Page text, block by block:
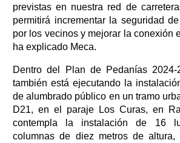
previstas en nuestra red de
permitirá incrementar la seguridad
por los vecinos y mejorar la conexión
ha explicado Meca.
Dentro del Plan de Pedanías 2024-
también está ejecutando la
de alumbrado público en un tramo
D21, en el paraje Los Curas, en
contempla la instalación de 16
columnas de diez metros de altura,